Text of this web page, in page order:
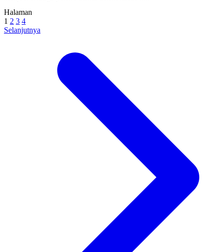
Halaman
1 2 3 4
Selanjutnya